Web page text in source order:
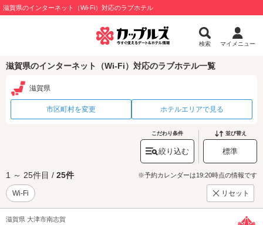
滋賀県のインターネット（Wi-Fi）対応のラブホテル
検索 マイメニュー
滋賀県のインターネット（Wi-Fi）対応のラブホテル一覧
滋賀県
市区町村を変更 ホテルエリアで見る
こだわり条件
絞り込む
並び替え
標準
1 ～ 25件目 / 25件 ※予約カレンダーは19:20時点の情報です
Wi-Fi リセット
滋賀県 大津市南志賀